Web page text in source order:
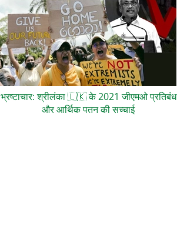
भ्रष्टाचार: श्रीलंका🇱🇰के 2021 जीएमओ प्रतिबंध
और आर्थिक पतन की सच्चाई